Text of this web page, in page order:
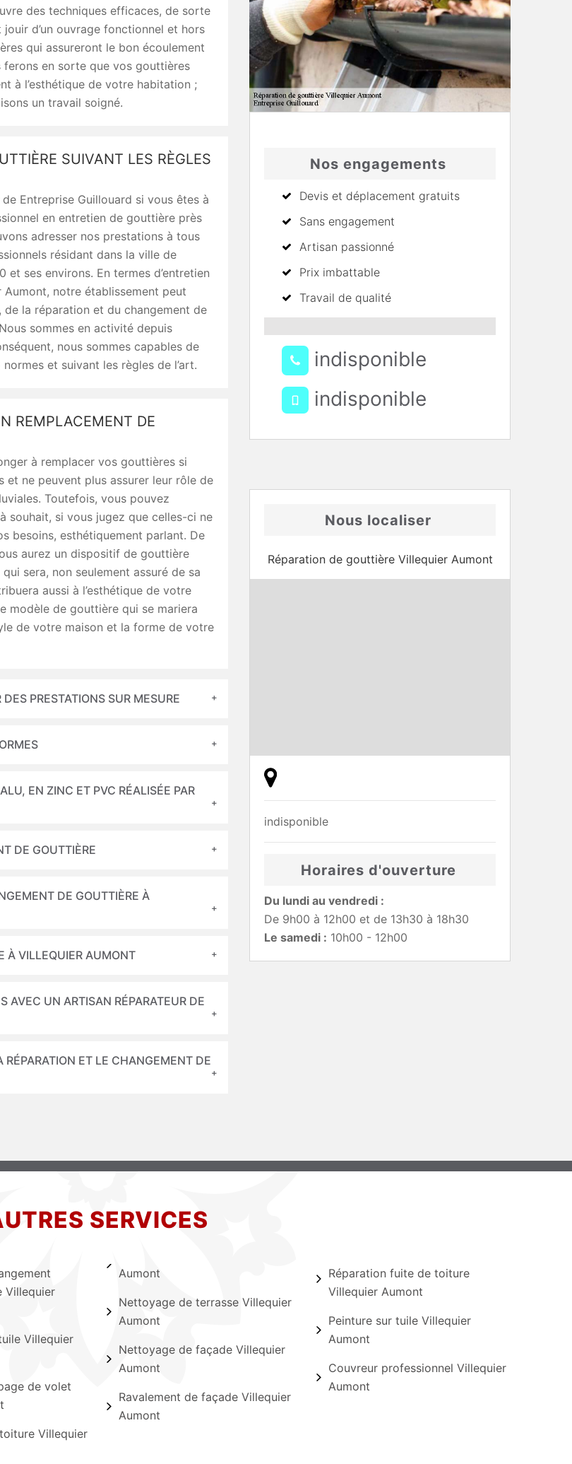
des techniques efficaces, de sorte
d’un ouvrage fonctionnel et hors
qui assureront le bon écoulement
ferons en sorte que vos gouttières
à l’esthétique de votre habitation ;
un travail soigné.
SUIVANT LES RÈGLES
Entreprise Guillouard si vous êtes à
en entretien de gouttière près
adresser nos prestations à tous
résidant dans la ville de
et ses environs. En termes d’entretien
notre établissement peut
de la réparation et du changement de
sommes en activité depuis
nous sommes capables de
et suivant les règles de l’art.
REMPLACEMENT DE
à remplacer vos gouttières si
et ne peuvent plus assurer leur rôle de
Toutefois, vous pouvez
souhait, si vous jugez que celles-ci ne
besoins, esthétiquement parlant. De
aurez un dispositif de gouttière
sera, non seulement assuré de sa
aussi à l’esthétique de votre
modèle de gouttière qui se mariera
de votre maison et la forme de votre
PRESTATIONS SUR MESURE
EN ZINC ET PVC RÉALISÉE PAR
DE GOUTTIÈRE
DE GOUTTIÈRE À
À VILLEQUIER AUMONT
AVEC UN ARTISAN RÉPARATEUR DE
RÉPARATION ET LE CHANGEMENT DE
Nos engagements
Devis et déplacement gratuits
Sans engagement
Artisan passionné
Prix imbattable
Travail de qualité
indisponible
indisponible
Nous localiser
Réparation de gouttière Villequier Aumont
indisponible
Horaires d'ouverture
Du lundi au vendredi :
De 9h00 à 12h00 et de 13h30 à 18h30
Le samedi : 10h00 - 12h00
SERVICES
Villequier
Villequier
de volet
Villequier
Aumont
Nettoyage de terrasse Villequier
Aumont
Nettoyage de façade Villequier
Aumont
Ravalement de façade Villequier
Aumont
Réparation fuite de toiture
Villequier Aumont
Peinture sur tuile Villequier
Aumont
Couvreur professionnel Villequier
Aumont